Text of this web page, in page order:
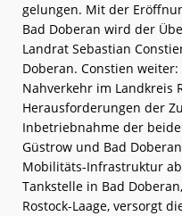
gelungen. Mit der
Bad Doberan wird der
Landrat Sebastian
Doberan. Constien
Nahverkehr im Landkreis
Herausforderungen der
Inbetriebnahme der
Güstrow und Bad
Mobilitäts-Infrastruktur
Tankstelle in Bad
Rostock-Laage, versorgt